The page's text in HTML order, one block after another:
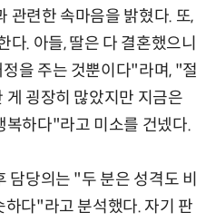
관련한 속마음을 밝혔다. 또,
. 아들, 딸은 다 결혼했으니
을 주는 것뿐이다"라며, "절
게 굉장히 많았지만 지금은
복하다"라고 미소를 건넸다.
담당의는 "두 분은 성격도 비
하다"라고 분석했다. 자기 판